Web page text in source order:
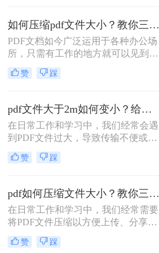
绍两种有效的PDF文件压缩方法。
如何压缩pdf文件大小？教你三种快速压缩的方法！
PDF文档如今广泛运用于各种办公场
所，只需有工作的地方就可以见到
PDF文档，文件都是有大小之分，
PDF文档也是如此，遇到过大的文档
大的PDF文档呢~今天就来教大家如
何压缩pdf文件大小的方法，看看要怎
么pdf压缩达到我们想要的大小。
赞 踩
pdf文件大于2m如何变小？给大家分享三种简单的压缩方法！
在日常工作和学习中，我们经常会遇
到PDF文件过大，导致传输不便或存
储空间不足的问题。减小PDF文件的
大小不仅可以节省存储空间，还能加
于2m如何变小呢？本文将介绍三种常
用的减小PDF文件大小的方法，帮助
您根据不同的需求选择最合适的方
式。
赞 踩
pdf如何压缩文件大小？教你三招快速压缩！
在日常工作和学习中，我们经常需要
将PDF文件压缩以方便上传、分享或
存储。那么pdf如何压缩文件大小呢？
本文将介绍三种常用的压缩PDF文件
赞 踩